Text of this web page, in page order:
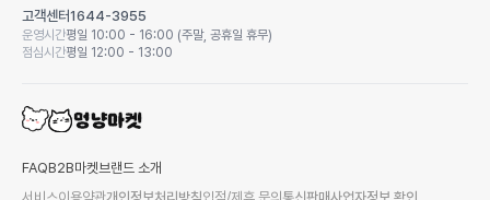
고객센터1644-3955
운영시간평일 10:00 - 16:00 (주말, 공휴일 휴무)
점심시간평일 12:00 - 13:00
FAQB2B마켓 브랜드 소개
서비스이용약관개인정보처리방침입점/제휴 문의통신판매사업자정보 확인